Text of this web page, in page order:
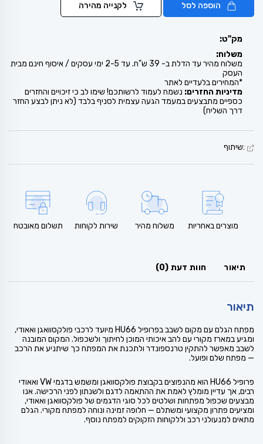
הוספה לסל לקנייה מהירה
מק"ט:
משלוח:
משלוח מהיר עד הדלת ב- 39 ש"ח. עד 2-5 ימי עסקים / איסוף חינם מבית
העסק
*המחירים בלעדיים לאתר
מדיניות החזרים: נשמח לעמוד לרשותכם! שימו לב כי זיכויים והחזרים
כספיים מתבצעים במעמד הגעה עצמית לסניף בלבד (לא ניתן לבצע החזר
דרך השליח)
:שיתוף
מוצרים באחריות משלוח מהיר שירות לקוחות תשלום מאובטח
תיאור חוות דעת (0)
תיאור
מפתח הגלם עם מקום לשבב בפרופיל HU66 מיועד לרכבי פולקסוואגן ואאודי,
ומגיע במארז מקורי עם להב איכותי המוכן לחיתוך ולשכפול. המקום המובנה
לשבב מאפשר להתקין טרנספונדר ולתכנת את המפתח כך שיתניע את הרכב
— מפתח שלם ופועל.
פרופיל HU66 הוא מהנפוצים בקבוצת פולקסוואגן ומשמש בדגמי VW ואאודי
רבים, אך עדיין מומלץ לאמת את ההתאמה לדגם ולשנתון לפני הרכישה. אנו
מבצעים שכפול מפתחות ושלטים לכל סוגי הדגמים של פולקסוואגן ואאודי,
ומציעים פתרון מקצועי ומשתלם — חלופה זמינה ונוחה למפתח מקורי. הגלם
מתאים למנעולני רכב וללקוחות הזקוקים למפתח נוסף.